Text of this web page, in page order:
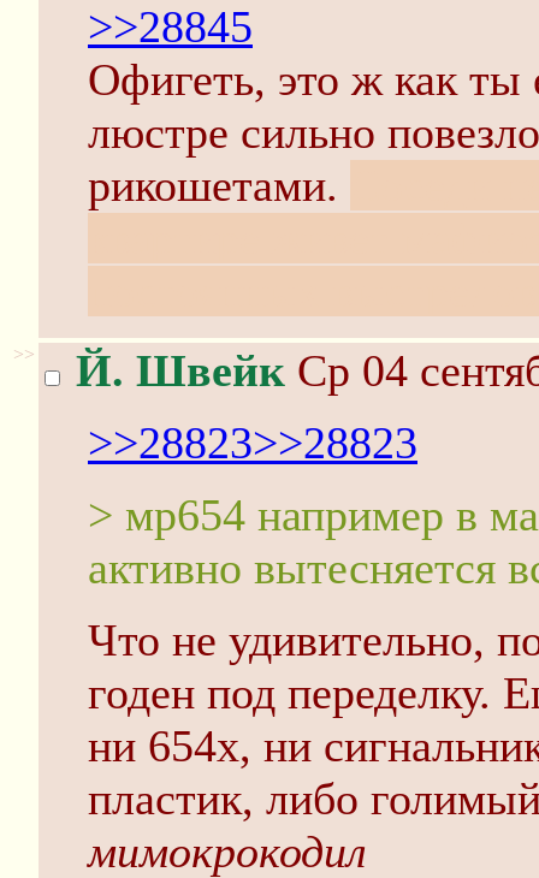
>>28845
Офигеть, это ж как ты
люстре сильно
рикошетами.
>> Й. Швейк Ср 04
>>28823>>28823
> мр654 например в
активно вытесняется
Что не удивительно,
годен под переделку.
ни 654х, ни
пластик, либо
мимокрокодил